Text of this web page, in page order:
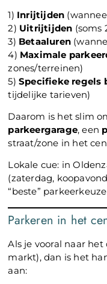
1) Inrijtijden
2) Uitrijtijden (soms
3) Betaaluren
4) Maximale
zones/terreinen)
5)Specifieke regels
tijdelijke tarieven)
Daarom is het slim
parkeergarage, een
straat/zone in het
Lokale cue: in
(zaterdag,
“beste”
Parkeren in het
Als je vooral naar
markt), dan is het
aan: